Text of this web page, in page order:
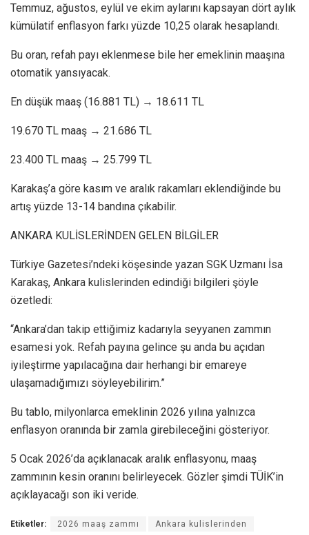
Temmuz, ağustos, eylül ve ekim aylarını kapsayan dört aylık
kümülatif enflasyon farkı yüzde 10,25 olarak hesaplandı.
Bu oran, refah payı eklenmese bile her emeklinin maaşına
otomatik yansıyacak.
En düşük maaş (16.881 TL) → 18.611 TL
19.670 TL maaş → 21.686 TL
23.400 TL maaş → 25.799 TL
Karakaş’a göre kasım ve aralık rakamları eklendiğinde bu
artış yüzde 13-14 bandına çıkabilir.
ANKARA KULİSLERİNDEN GELEN BİLGİLER
Türkiye Gazetesi’ndeki köşesinde yazan SGK Uzmanı İsa
Karakaş, Ankara kulislerinden edindiği bilgileri şöyle
özetledi:
“Ankara’dan takip ettiğimiz kadarıyla seyyanen zammın
esamesi yok. Refah payına gelince şu anda bu açıdan
iyileştirme yapılacağına dair herhangi bir emareye
ulaşamadığımızı söyleyebilirim.”
Bu tablo, milyonlarca emeklinin 2026 yılına yalnızca
enflasyon oranında bir zamla girebileceğini gösteriyor.
5 Ocak 2026’da açıklanacak aralık enflasyonu, maaş
zammının kesin oranını belirleyecek. Gözler şimdi TÜİK’in
açıklayacağı son iki veride.
Etiketler: 2026 maaş zammı Ankara kulislerinden